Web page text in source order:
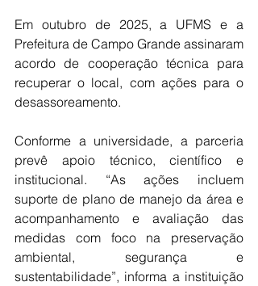
Em outubro de 2025, a UFMS e a
Prefeitura de Campo Grande assinaram
acordo de cooperação técnica para
recuperar o local, com ações para o
desassoreamento.
Conforme a universidade, a parceria
prevê apoio técnico, científico e
institucional. “As ações incluem
suporte de plano de manejo da área e
acompanhamento e avaliação das
medidas com foco na preservação
ambiental, segurança e
sustentabilidade”, informa a instituição